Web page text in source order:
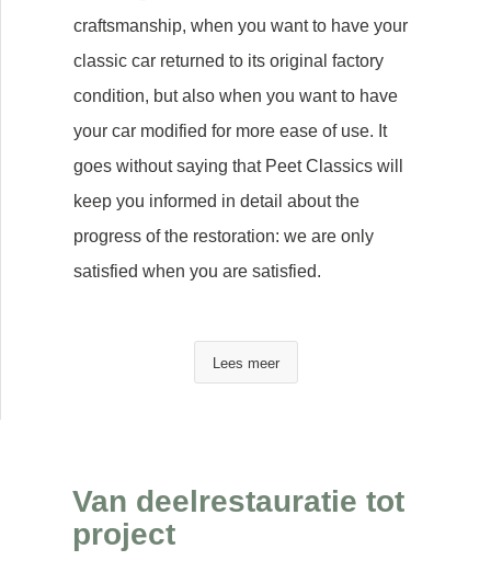
craftsmanship, when you want to have your
classic car returned to its original factory
condition, but also when you want to have
your car modified for more ease of use. It
goes without saying that Peet Classics will
keep you informed in detail about the
progress of the restoration: we are only
satisfied when you are satisfied.
Lees meer
Van deelrestauratie tot
project